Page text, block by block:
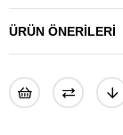
ÜRÜN ÖNERILERI